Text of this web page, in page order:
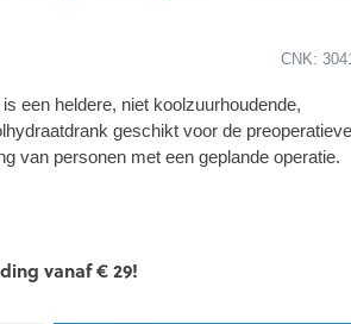
CNK:
een heldere, niet koolzuurhoudende,
geschikt voor de preoperatieve
van personen met een geplande operatie.
vanaf € 29!